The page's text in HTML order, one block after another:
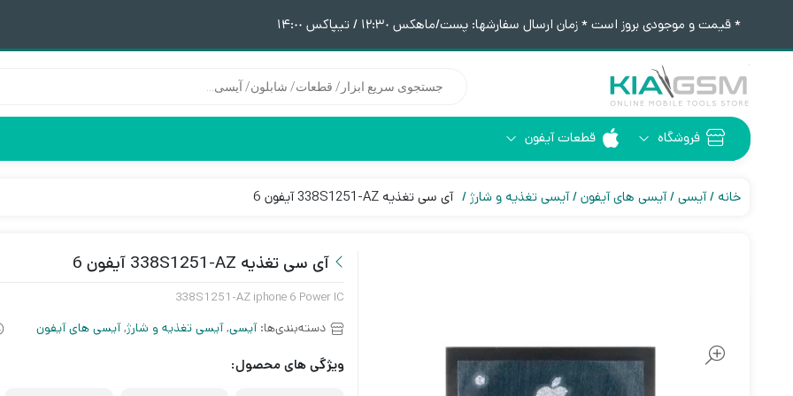
* قیمت و موجودی بروز است * زمان ارسال سفارشها: پست/ماهکس ١٢:٣٠ / تیپاکس ١۴:٠٠
محصولات
فروشگاه
ابزار لحیم کاری هیتر | هویه
قطعات آیفون
آیفون 6 قطعات آیفون 6 خانه آیسی آیسی های آیفون آیسی تغذیه و شارژ آی سی تغذیه 338S1251-AZ آیفون 6
آی سی تغذیه 338S1251-AZ آیفون 6
338S1251-AZ iphone 6 Power IC
دسته‌بندی‌ها:آیسی,آیسی تغذیه و شارژ,آیسی های آیفون
ویژگی های محصول: